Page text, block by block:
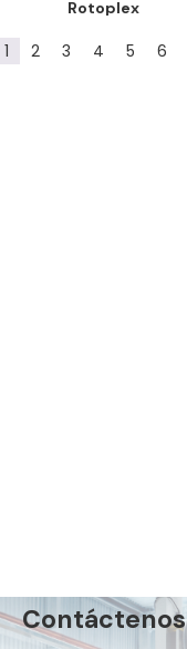
Rotoplex
1 2 3 4 5 6
Contáctenos